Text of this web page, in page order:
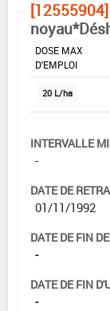
[12555904]
DOSE MAX
D'EMPLOI
20 L/ha
INTERVALLE
-
DATE DE
01/11/1992
DATE DE FIN
-
DATE DE FIN
-